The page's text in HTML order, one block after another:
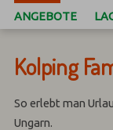
ANGEBOTE
Kolping
So erlebt man
Ungarn.